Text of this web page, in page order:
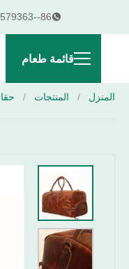
86--15612579363
قائمة طعام
المنزل / المنتجات /